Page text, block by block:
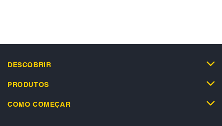
DESCOBRIR
PRODUTOS
COMO COMEÇAR